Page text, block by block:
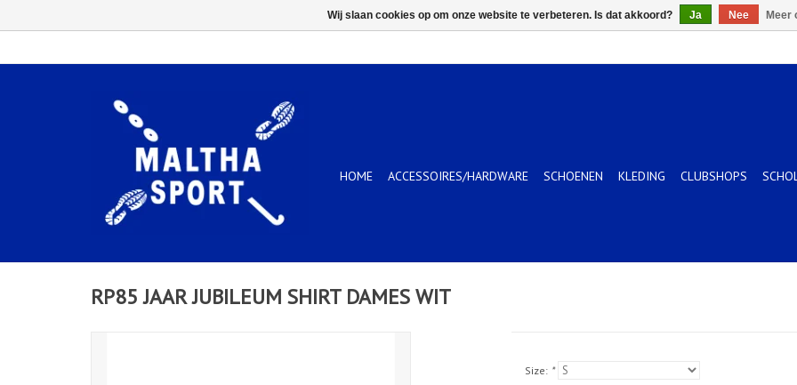
HOME ACCESSOIRES/HARDWARE SCHOENEN KLEDING CLUBSHOPS
RP85 JAAR JUBILEUM SHIRT DAMES WIT
Size: *
Wij slaan cookies op om onze website te verbeteren. Is dat akkoord? Ja Nee Meer